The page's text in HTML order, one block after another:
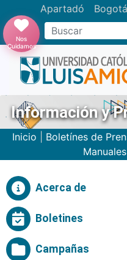
Apartadó Bogotá
Buscar
Nos
Cuidamos
Información y
Inicio Boletínes de
Acerca de
Boletines
Campañas